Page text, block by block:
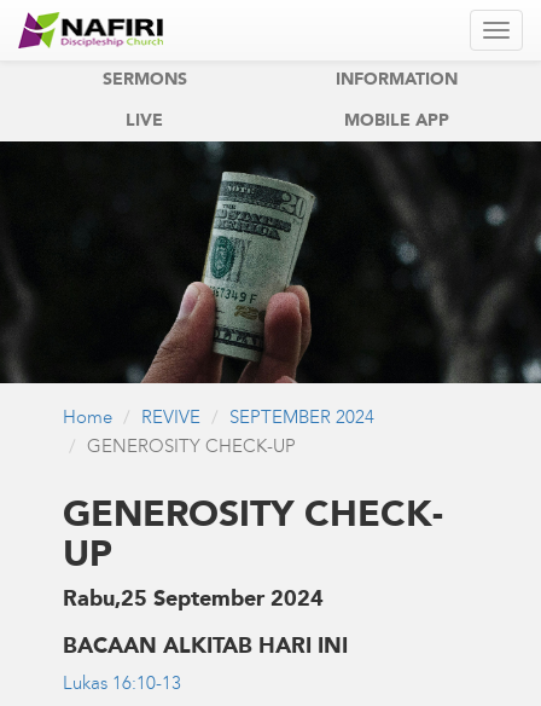
REVIVE
SERMONS INFORMATION
LIVE MOBILE APP
Home REVIVE
SEPTEMBER 2024
GENEROSITY CHECK-UP
GENEROSITY CHECK-
UP
Rabu,25 September 2024
BACAAN ALKITAB HARI INI
Lukas 16:10-13